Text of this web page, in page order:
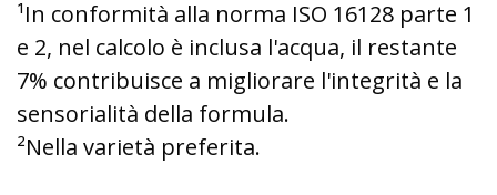
¹In conformità alla norma ISO 16128 parte 1
e 2, nel calcolo è inclusa l'acqua, il restante
7% contribuisce a migliorare l'integrità e la
sensorialità della formula.
²Nella varietà preferita.